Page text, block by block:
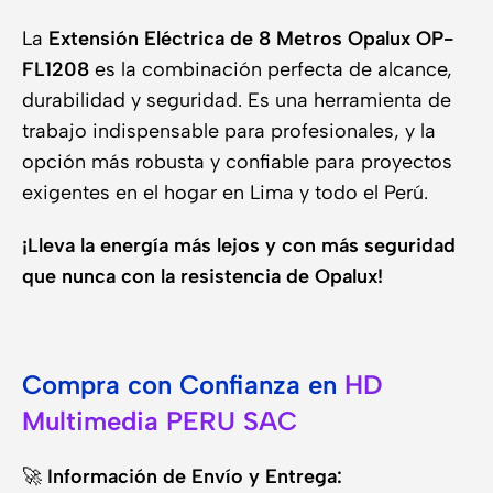
La Extensión Eléctrica de 8 Metros Opalux OP-
FL1208 es la combinación perfecta de alcance,
durabilidad y seguridad. Es una herramienta de
trabajo indispensable para profesionales, y la
opción más robusta y confiable para proyectos
exigentes en el hogar en Lima y todo el Perú.
¡Lleva la energía más lejos y con más seguridad
que nunca con la resistencia de Opalux!
Compra con Confianza en HD
Multimedia PERU SAC
🚀 Información de Envío y Entrega: